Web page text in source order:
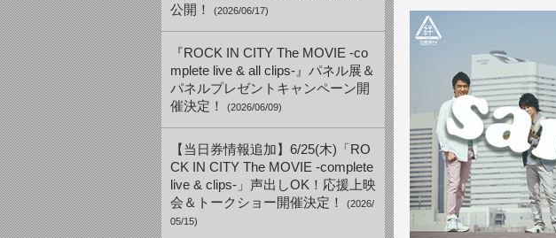
公開！
(2026/06/17)
『ROCK IN CITY The MOVIE -co
mplete live & all clips-』パネル展＆
パネルプレゼントキャンペーン開
催決定！
(2026/06/09)
【当日券情報追加】6/25(木)「RO
CK IN CITY The MOVIE -complete
live & clips-」声出しOK！応援上映
会＆トークショー開催決定！
(2026/
05/15)